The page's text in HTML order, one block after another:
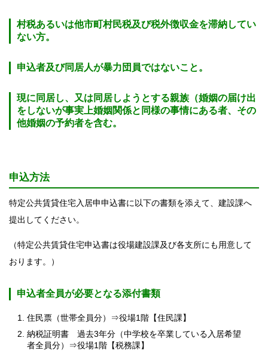
村税あるいは他市町村民税及び税外徴収金を滞納してい
ない方。
申込者及び同居人が暴力団員ではないこと。
現に同居し、又は同居しようとする親族（婚姻の届け出
をしないが事実上婚姻関係と同様の事情にある者、その
他婚姻の予約者を含む。
申込方法
特定公共賃貸住宅入居申申込書に以下の書類を添えて、建設課へ
提出してください。
（特定公共賃貸住宅申込書は役場建設課及び各支所にも用意して
おります。）
申込者全員が必要となる添付書類
住民票（世帯全員分）⇒役場1階【住民課】
納税証明書 過去3年分（中学校を卒業している入居希望
者全員分）⇒役場1階【税務課】